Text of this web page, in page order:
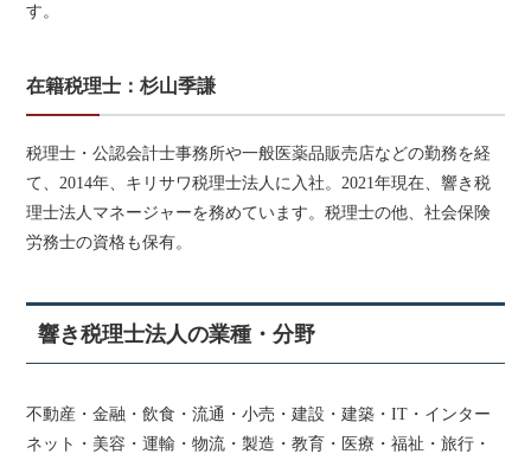
す。
在籍税理士：杉山季謙
税理士・公認会計士事務所や一般医薬品販売店などの勤務を経
て、2014年、キリサワ税理士法人に入社。2021年現在、響き税
理士法人マネージャーを務めています。税理士の他、社会保険
労務士の資格も保有。
響き税理士法人の業種・分野
不動産・金融・飲食・流通・小売・建設・建築・IT・インター
ネット・美容・運輸・物流・製造・教育・医療・福祉・旅行・